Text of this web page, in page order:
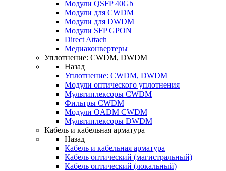
Модули QSFP 40Gb
Модули для CWDM
Модули для DWDM
Модули SFP GPON
Direct Attach
Медиаконвертеры
Уплотнение: CWDM, DWDM
Назад
Уплотнение: CWDM, DWDM
Модули оптического уплотнения
Мультиплексоры CWDM
Фильтры CWDM
Модули OADM CWDM
Мультиплексоры DWDM
Кабель и кабельная арматура
Назад
Кабель и кабельная арматура
Кабель оптический (магистральный)
Кабель оптический (локальный)